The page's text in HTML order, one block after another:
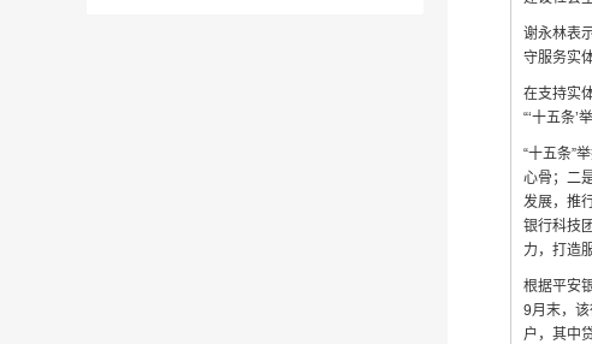
谢永林表
守服务实
在支持实
“‘十五条
“十五条”
心骨；二
发展，推
银行科技
力，打造
根据平安
9月末，
户，其中